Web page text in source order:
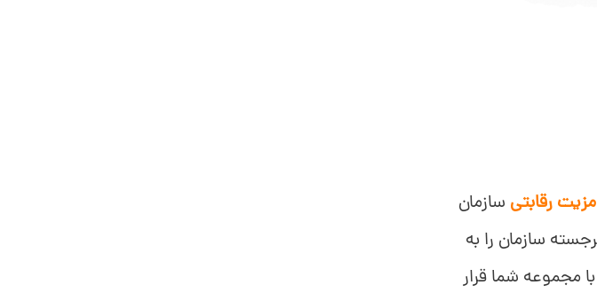
مزیت رقابتی سازمان
سازمان را به
مجموعه شما قرار